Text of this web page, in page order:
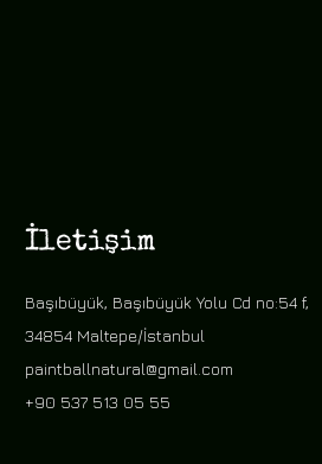
İletişim
Başıbüyük, Başıbüyük Yolu Cd no:54 f,
34854 Maltepe/İstanbul
paintballnatural@gmail.com
+90 537 513 05 55